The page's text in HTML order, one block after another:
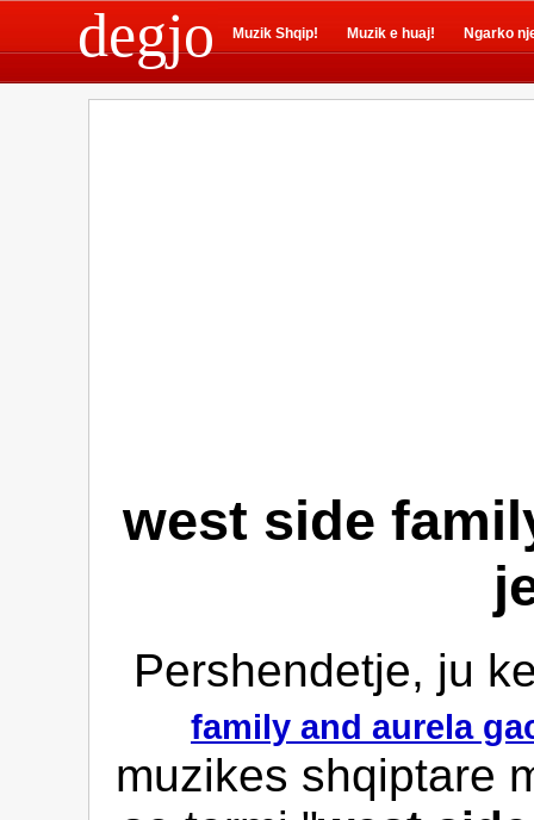
degjo Muzik Shqip! Muzik e huaj! Ngarko
west side
Pershendetje, ju
family and aurela
muzikes shqiptare